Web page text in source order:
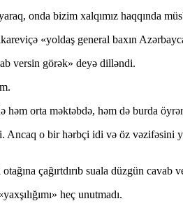
onda bizim xalqımız haqqında
«yoldaş general baxın
versin görək» deyə dilləndi.
orta məktəbdə, həm də burda
o bir hərbçi idi və öz vəzifəsini
çağırtdırıb suala düzgün
heç unutmadı.